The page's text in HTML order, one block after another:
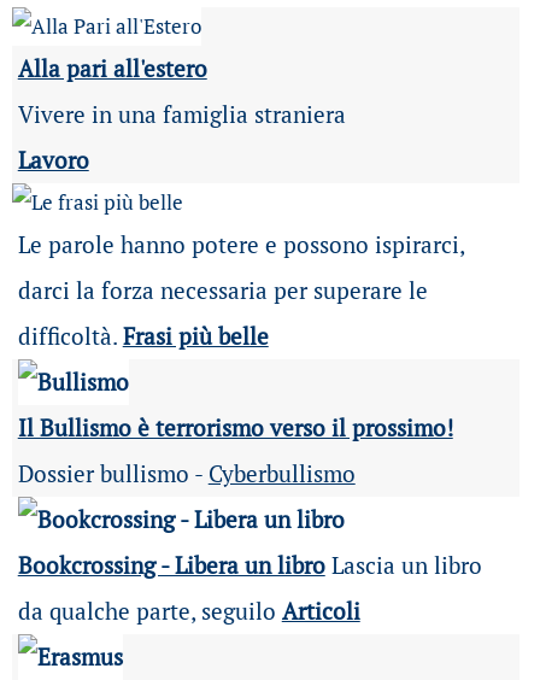
Alla pari all'estero
Vivere in una famiglia straniera
Lavoro
Le parole hanno potere e possono ispirarci,
darci la forza necessaria per superare le
difficoltà. Frasi più belle
Il Bullismo è terrorismo verso il prossimo!
Dossier bullismo - Cyberbullismo
Bookcrossing - Libera un libroLascia un libro
da qualche parte, seguilo Articoli